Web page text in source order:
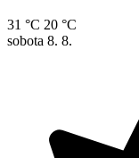
31 °C 20 °C
sobota 8. 8.